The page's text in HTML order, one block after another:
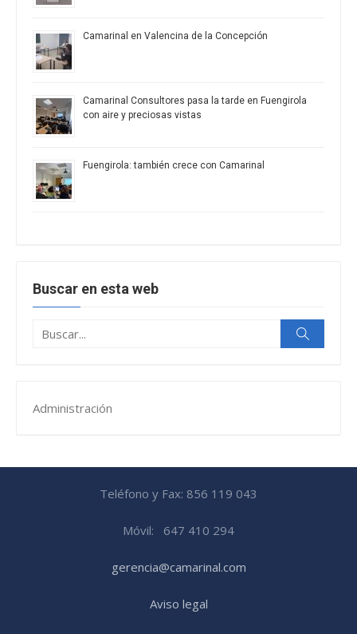
Camarinal en Valencina de la Concepción
Camarinal Consultores pasa la tarde en Fuengirola
con aire y preciosas vistas
Fuengirola: también crece con Camarinal
Buscar en esta web
Buscar:
Administración
Teléfono y Fax: 856 119 043
Móvil: 647 410 294
gerencia@camarinal.com
Aviso legal